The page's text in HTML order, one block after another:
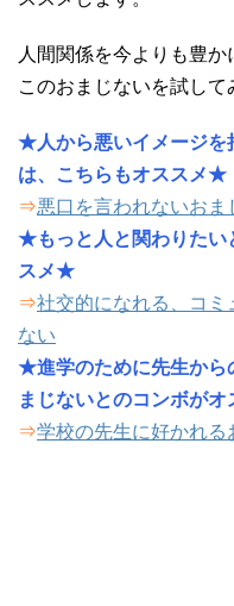
人間関係を今よりも豊
このおまじないを試して
★人から悪いイメージを
は、こちらもオススメ★
⇒悪口を言われないおま
★もっと人と関わりたい
スメ★
⇒社交的になれる、コミ
ない
★進学のために先生から
まじないとのコンボが
⇒学校の先生に好かれる